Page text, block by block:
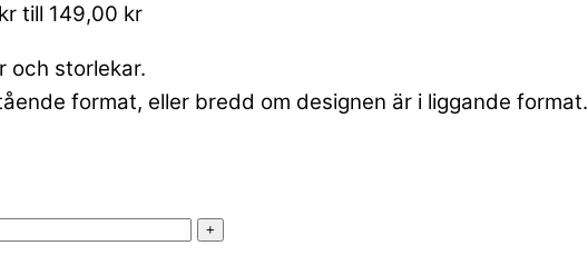
till 149,00 kr
och storlekar.
format, eller bredd om designen är i liggande format.
+